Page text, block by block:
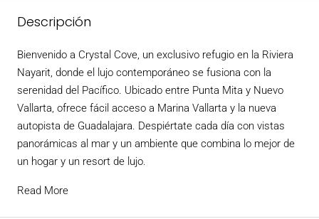
Descripción
Bienvenido a Crystal Cove, un exclusivo refugio en la Riviera
Nayarit, donde el lujo contemporáneo se fusiona con la
serenidad del Pacífico. Ubicado entre Punta Mita y Nuevo
Vallarta, ofrece fácil acceso a Marina Vallarta y la nueva
autopista de Guadalajara. Despiértate cada día con vistas
panorámicas al mar y un ambiente que combina lo mejor de
un hogar y un resort de lujo.
Read More